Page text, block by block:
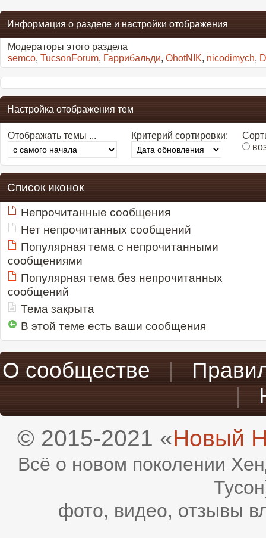
Информация о разделе и настройки отображения
Модераторы этого раздела
semco, TucsonForum, Гаррибальди, OhotNIK, nicodimych,
Настройка отображения тем
Отображать темы ... Критерий сортировки:
Список иконок
Непрочитанные сообщения
Нет непрочитанных сообщений
Популярная тема с непрочитанными
сообщениями
Популярная тема без непрочитанных
сообщений
Тема закрыта
В этой теме есть ваши сообщения
О сообществе |
|
© 2015-2021 «Новый
Всё о новом поколении
фото, видео, отзывы